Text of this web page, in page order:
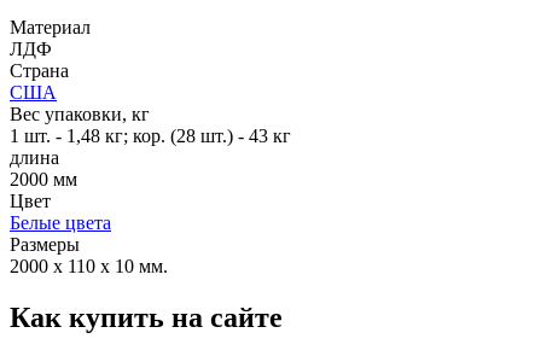
Материал
ЛДФ
Страна
США
Вес упаковки, кг
1 шт. - 1,48 кг; кор. (28 шт.) - 43 кг
длина
2000 мм
Цвет
Белые цвета
Размеры
2000 x 110 x 10 мм.
Как купить на сайте